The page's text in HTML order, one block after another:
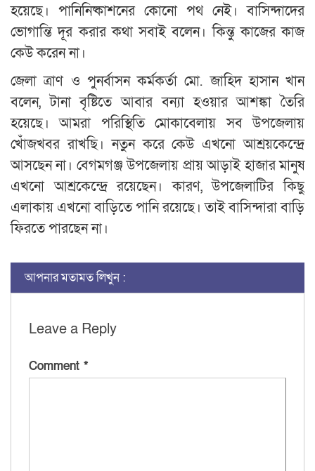
হয়েছে। পানিনিষ্কাশনের কোনো পথ নেই। বাসিন্দাদের
ভোগান্তি দূর করার কথা সবাই বলেন। কিন্তু কাজের কাজ
কেউ করেন না।
জেলা ত্রাণ ও পুনর্বাসন কর্মকর্তা মো. জাহিদ হাসান খান
বলেন, টানা বৃষ্টিতে আবার বন্যা হওয়ার আশঙ্কা তৈরি
হয়েছে। আমরা পরিস্থিতি মোকাবেলায় সব উপজেলায়
খোঁজখবর রাখছি। নতুন করে কেউ এখনো আশ্রয়কেন্দ্রে
আসছেন না। বেগমগঞ্জ উপজেলায় প্রায় আড়াই হাজার মানুষ
এখনো আশ্রকেন্দ্রে রয়েছেন। কারণ, উপজেলাটির কিছু
এলাকায় এখনো বাড়িতে পানি রয়েছে। তাই বাসিন্দারা বাড়ি
ফিরতে পারছেন না।
আপনার মতামত লিখুন :
Leave a Reply
Comment *